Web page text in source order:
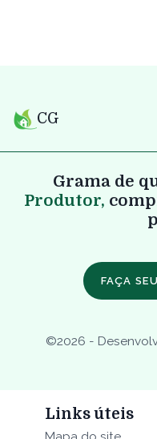
CG
Grama de
Produtor,
FAÇA
©2026 -
Links úteis